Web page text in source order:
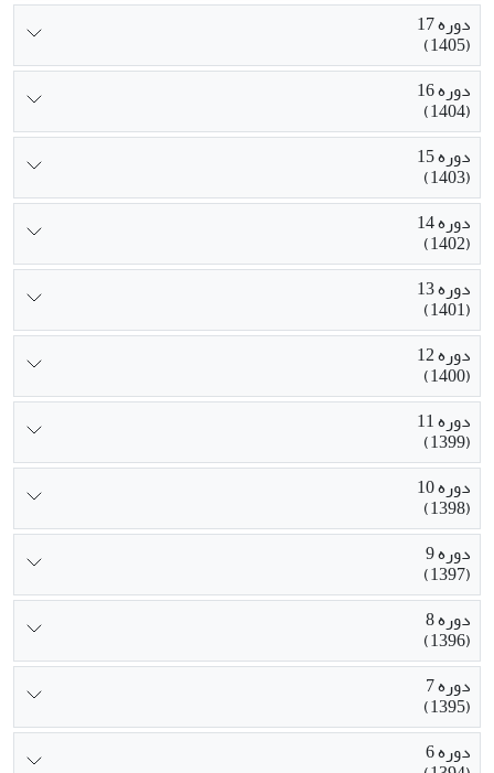
دوره 17
(1405)
دوره 16
(1404)
دوره 15
(1403)
دوره 14
(1402)
دوره 13
(1401)
دوره 12
(1400)
دوره 11
(1399)
دوره 10
(1398)
دوره 9
(1397)
دوره 8
(1396)
دوره 7
(1395)
دوره 6